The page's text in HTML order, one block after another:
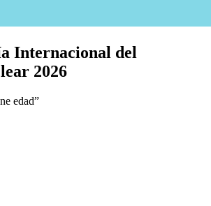
Internacional del
2026
edad”